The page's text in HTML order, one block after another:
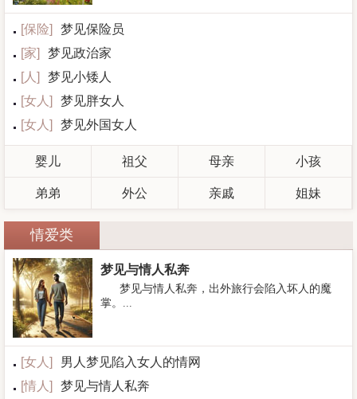
[保险]
梦见保险员
[家]
梦见政治家
[人 ]
梦见小矮人
[女人 ]
梦见胖女人
[女人 ] 梦见外国女人
婴儿 祖父 母亲 小孩
弟弟 外公 亲戚 姐妹
情爱类
梦见与情人私奔
梦见与情人私奔，出外旅行会陷入坏人的魔
掌。...
[女人 ]
男人梦见陷入女人的情网
[情人 ]
梦见与情人私奔